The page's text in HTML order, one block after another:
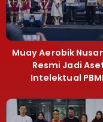
Muay Aerobik
Resmi Jadi
Intelektual
Terobosan
Grassroots